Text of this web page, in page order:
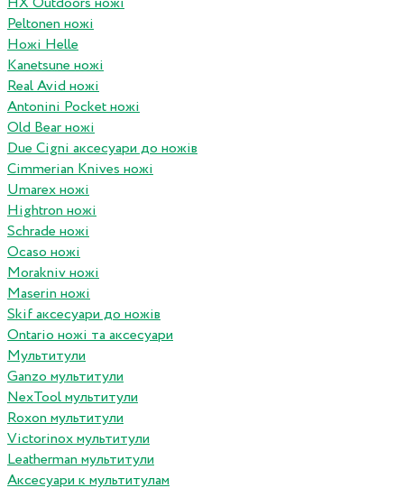
Peltonen ножі
Ножі Helle
Kanetsune ножі
Real Avid ножі
Antonini Pocket ножі
Old Bear ножі
Due Cigni аксесуари до ножів
Cimmerian Knives ножі
Umarex ножі
Hightron ножі
Schrade ножі
Ocaso ножі
Morakniv ножі
Maserin ножі
Skif аксесуари до ножів
Ontario ножі та аксесуари
Мультитули
Ganzo мультитули
NexTool мультитули
Roxon мультитули
Victorinox мультитули
Leatherman мультитули
Аксесуари к мультитулам